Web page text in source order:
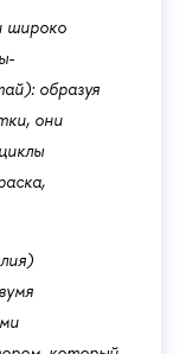
широко
образуя
они